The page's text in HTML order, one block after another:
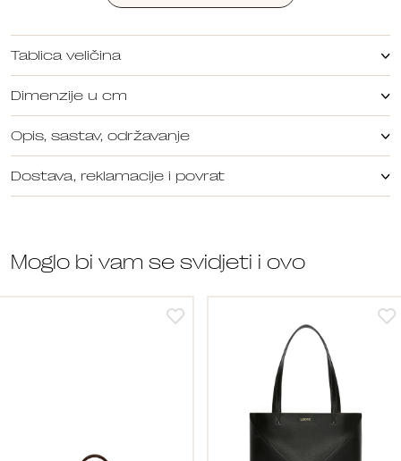
Tablica veličina
Dimenzije u cm
Opis, sastav, održavanje
Dostava, reklamacije i povrat
Moglo bi vam se svidjeti i ovo